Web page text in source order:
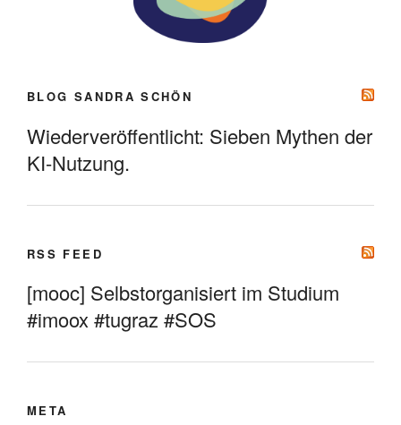
BLOG SANDRA SCHÖN
Wiederveröffentlicht: Sieben Mythen der
KI-Nutzung.
RSS FEED
[mooc] Selbstorganisiert im Studium
#imoox #tugraz #SOS
META